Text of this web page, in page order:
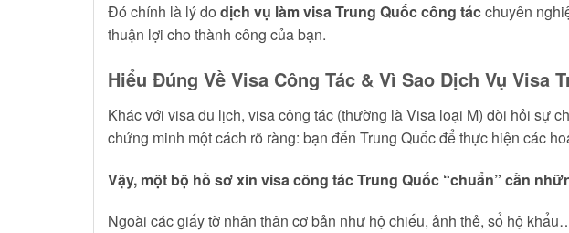
Đó chính là lý do dịch vụ làm visa Trung Quốc công tácchuyên
thuận lợi cho thành công của bạn.
Hiểu Đúng Về Visa Công Tác & Vì Sao Dịch Vụ Visa
Khác với visa du lịch, visa công tác (thường là Visa loại M) đòi hỏi sự
chứng minh một cách rõ ràng: bạn đến Trung Quốc để thực hiện các
Vậy, một bộ hồ sơ xin visa công tác Trung Quốc “chuẩn” cần
Ngoài các giấy tờ nhân thân cơ bản như hộ chiếu, ảnh thẻ, sổ hộ